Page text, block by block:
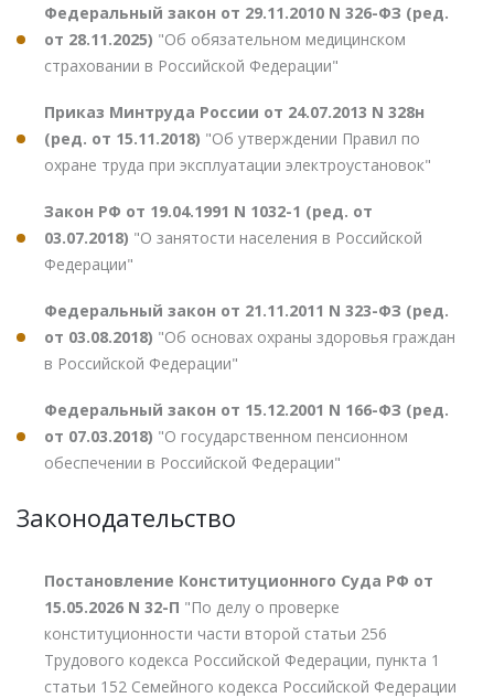
Федеральный закон от 29.11.2010 N 326-ФЗ (ред.
от 28.11.2025) "Об обязательном медицинском
страховании в Российской Федерации"
Приказ Минтруда России от 24.07.2013 N 328н
(ред. от 15.11.2018) "Об утверждении Правил по
охране труда при эксплуатации электроустановок"
Закон РФ от 19.04.1991 N 1032-1 (ред. от
03.07.2018) "О занятости населения в Российской
Федерации"
Федеральный закон от 21.11.2011 N 323-ФЗ (ред.
от 03.08.2018) "Об основах охраны здоровья граждан
в Российской Федерации"
Федеральный закон от 15.12.2001 N 166-ФЗ (ред.
от 07.03.2018) "О государственном пенсионном
обеспечении в Российской Федерации"
Законодательство
Постановление Конституционного Суда РФ от
15.05.2026 N 32-П "По делу о проверке
конституционности части второй статьи 256
Трудового кодекса Российской Федерации, пункта 1
статьи 152 Семейного кодекса Российской Федерации